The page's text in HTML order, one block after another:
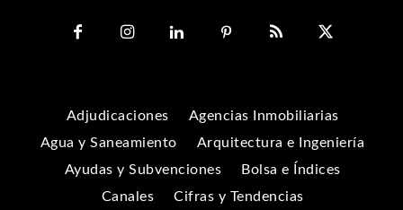
Adjudicaciones
Agencias Inmobiliarias
Agua y Saneamiento
Arquitectura e Ingeniería
Ayudas y Subvenciones
Bolsa e Índices
Canales
Cifras y Tendencias